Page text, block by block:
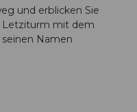
und erblicken Sie
Letziturm mit dem
Namen